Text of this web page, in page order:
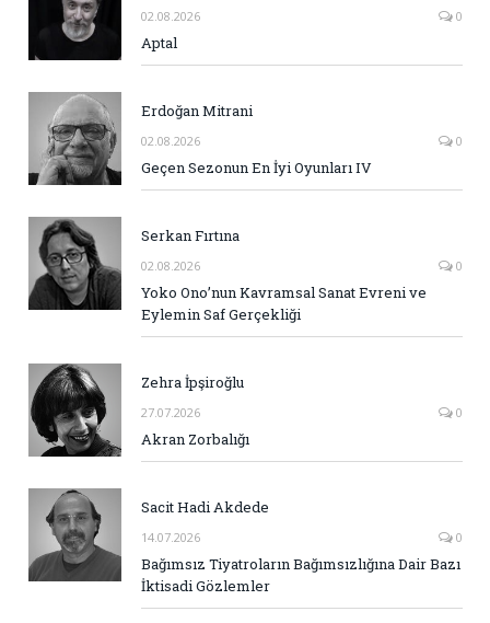
02.08.2026 0
Aptal
Erdoğan Mitrani
02.08.2026 0
Geçen Sezonun En İyi Oyunları IV
Serkan Fırtına
02.08.2026 0
Yoko Ono’nun Kavramsal Sanat Evreni ve
Eylemin Saf Gerçekliği
Zehra İpşiroğlu
27.07.2026 0
Akran Zorbalığı
Sacit Hadi Akdede
14.07.2026 0
Bağımsız Tiyatroların Bağımsızlığına Dair Bazı
İktisadi Gözlemler